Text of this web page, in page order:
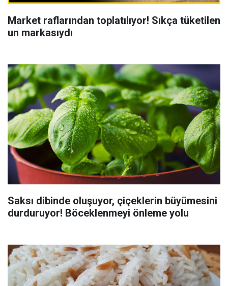
Market raflarından toplatılıyor! Sıkça tüketilen
un markasıydı
Saksı dibinde oluşuyor, çiçeklerin büyümesini
durduruyor! Böceklenmeyi önleme yolu